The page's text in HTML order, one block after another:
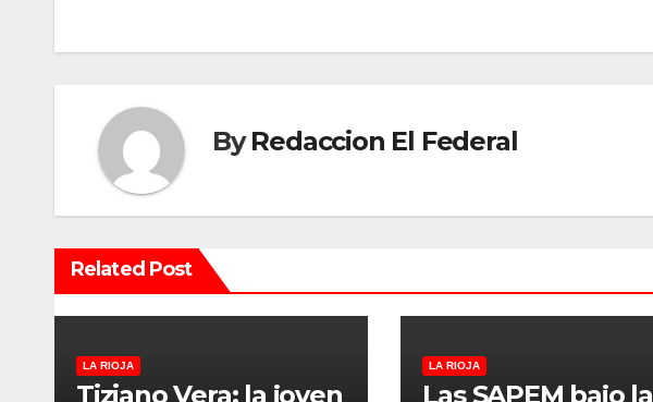
e
g
a
c
i
ó
d
ByRedaccion El Federal
Related Post
LA RIOJA
Tiziano Vera: la joven
LA RIOJA
Las SAPEM bajo la